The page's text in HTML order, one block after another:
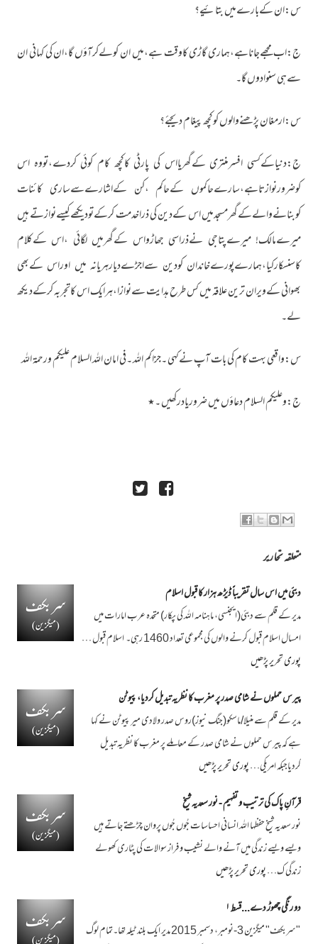
س:ان کےبارےمیں بتائیے؟
ج:اب مجھےجاناہے،ہماری گاڑی کاوقت ہے،میں ان کولےکرآؤں گا،ان کی کہانی ان
سےہی سنوادوں گا۔
س:ارمغان پڑھنےوالوں کوکچھ پیغام دیجئے؟
ج:دنیاکےکسی افسرمنتری کےگھریااس کی پارٹی کاکچھ کام کوئی کردے،تووہ اس
کوضرورنوازتاہے،سارےحاکموں کےحاکم ،کن کےاشارےسےساری کائنات
کوبنانےوالےکےگھرمسجدمیں اس کےدین کی ذراخدمت کرکےتودیکھےکیسےنوازتے ہیں
میرےمالک! میرےپتاجی نےذراسی جھاڑواس کےگھرمیں لگائی ،اس کےکلام
کاسنسکارکیا،ہمارےپورےخاندان کودین سےاجڑےدیارہریانہ میں اوراس کےبھی
بھوانی کےویران ترین علاقہ میں کس طرح ہدایت سےنوازا،ہرایک اس کاتجربہ کرکےدیکھ
لے۔
س:واقعی بہت کام کی بات آپ نےکہی ۔جزاکم اللہ ۔فی امان اللہ السلام علیکم ورحمۃ اللہ
ج:وعلیکم السلام دعاؤں میں ضروریادرکھیں ۔٭
متعلقہ تحاریر
دبئی میں اس سال تقریباً ڈیڑھ ہزار کا قبول اسلام
مدیر کے قلم سے دبئی(ایجنسی، ماہنامہ اللہ کی پکار) متحدہ عرب امارات میں
امسال اسلام قبول کرنے والوں کی مجموعی تعداد 1460 رہی۔ اسلام قبول …
پوری تحریر پڑھیں
پیرس حملوں نے شامی صدر پر مغرب کا نظریہ تبدیل کردیا، پیوٹن
مدیر کے قلم سے منیلا/ماسکو(جنگ نیوز)روس صدر ولادی میر پیوٹن نے کہا
ہے کہ پیرس حملوں نے شامی صدر کے معاملے پر مغرب کا نظریہ تبدیل
کردیاجبکہ امریکی…پوری تحریر پڑھیں
قرآنِ پاک کی ترتیب و تفہیم - نور سعدیہ شیخ
نور سعدیہ شیخ حفظہا اللہ انسانی احساسات جُوں جُوں پروان چڑھتے جاتے ہیں
ویسے ویسے زندگی میں آنے والے نشیب و فراز سوالات کی پٹاری کھولے
زندگی ک…پوری تحریر پڑھیں
دو رنگی چھوڑ دے...قسط ۱
"سربکف" میگزین 3-نومبر، دسمبر 2015 مدیر ایک بلند ٹیلہ تھا۔تمام لوگ